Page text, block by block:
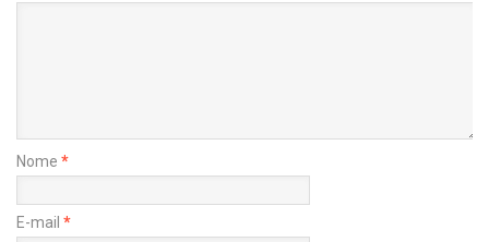
Nome *
E-mail *